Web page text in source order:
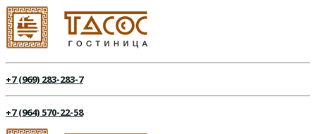
+7 (969) 283-283-7
+7 (964) 570-22-58